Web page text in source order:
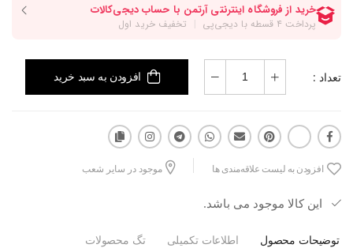
تعداد : افزودن به سبد خرید
افزودن به لیست علاقه‌مندی ها موجود در سایر شعب
این کالا موجود می باشد.
توضیحات محصول اطلاعات تکمیلی تگ محصولات